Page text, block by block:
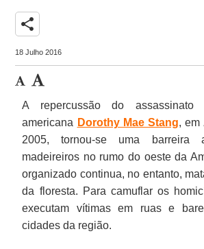
share
18 Julho 2016
A repercussão do assassinato
americana Dorothy Mae Stang, em
2005, tornou-se uma barreira
madeireiros no rumo do oeste da
organizado continua, no entanto,
da floresta. Para camuflar os
executam vítimas em ruas e
cidades da região.